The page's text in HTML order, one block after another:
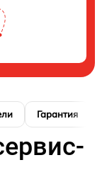
Гарантия